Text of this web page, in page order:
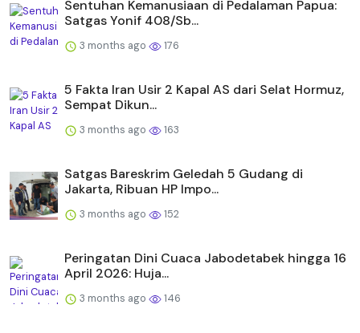
Sentuhan Kemanusiaan di Pedalaman Papua:
Satgas Yonif 408/Sb...
3 months ago 176
5 Fakta Iran Usir 2 Kapal AS dari Selat Hormuz,
Sempat Dikun...
3 months ago 163
Satgas Bareskrim Geledah 5 Gudang di
Jakarta, Ribuan HP Impo...
3 months ago 152
Peringatan Dini Cuaca Jabodetabek hingga 16
April 2026: Huja...
3 months ago 146